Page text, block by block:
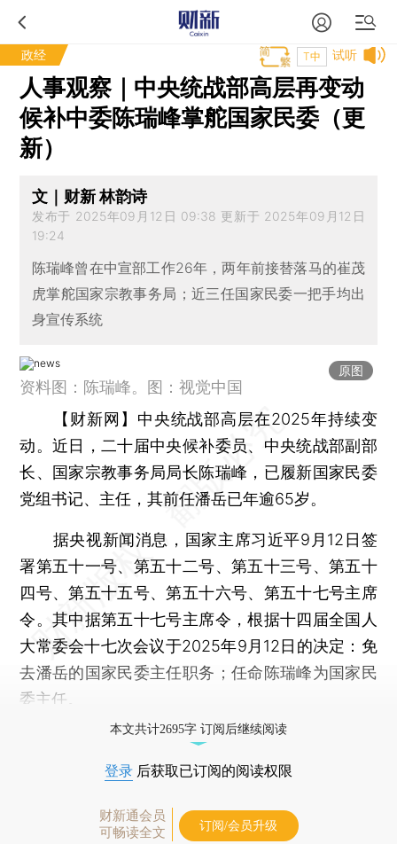
政经 试听
T中
人事观察｜中央统战部高层再变动
候补中委陈瑞峰掌舵国家民委（更
新）
文｜财新 林韵诗
发布于 2025年09月12日 09:38 更新于 2025年09月12日
19:24
陈瑞峰曾在中宣部工作26年，两年前接替落马的崔茂
虎掌舵国家宗教事务局；近三任国家民委一把手均出
身宣传系统
原图
资料图：陈瑞峰。图：视觉中国
【财新网】 中央统战部高层在2025年持续变
动。近日，二十届中央候补委员、中央统战部副部
长、国家宗教事务局局长陈瑞峰，已履新国家民委
党组书记、主任，其前任潘岳已年逾65岁。
据央视新闻消息，国家主席习近平9月12日签
署第五十一号、第五十二号、第五十三号、第五十
四号、第五十五号、第五十六号、第五十七号主席
令。其中据第五十七号主席令，根据十四届全国人
大常委会十七次会议于2025年9月12日的决定：免
去潘岳的国家民委主任职务；任命陈瑞峰为国家民
委主任。
本文共计2695字 订阅后继续阅读
登录 后获取已订阅的阅读权限
财新通会员
可畅读全文
订阅/会员升级